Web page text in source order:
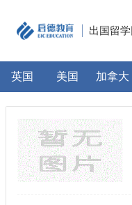
出国留
英国 美国 加拿大